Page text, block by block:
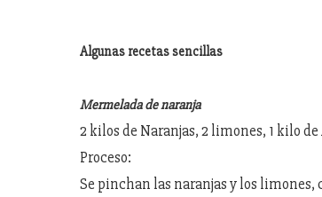
Algunas recetas sencillas
Mermelada de naranja
2 kilos de Naranjas, 2 limones, 1 kilo
Proceso:
Se pinchan las naranjas y los limones,